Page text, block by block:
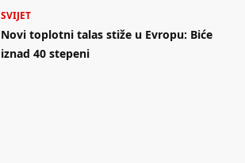
SVIJET
Novi toplotni talas stiže u Evropu: Biće
iznad 40 stepeni